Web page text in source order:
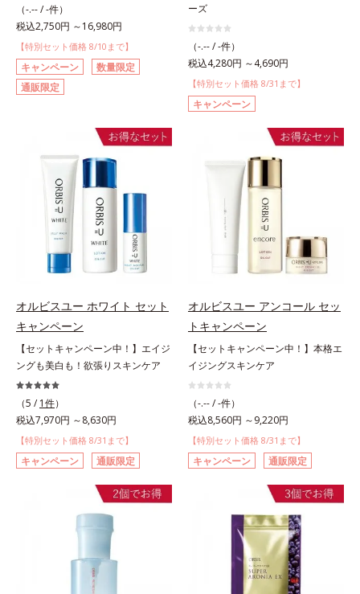
（-.-- / -件）
税込2,750円 ～16,980円
【特別セット価格 8/10まで】
キャンペーン
数量限定
通販限定
ーズ
（-.-- / -件）
税込4,280円 ～4,690円
【特別セット価格 8/31まで】
キャンペーン
オルビスユー ホワイト セット
キャンペーン
【セットキャンペーン中！】エイジ
ングも美白も！欲張りスキンケア
（5 / 1件）
税込7,970円 ～8,630円
【特別セット価格 8/31まで】
キャンペーン 通販限定
オルビスユー アンコール セッ
トキャンペーン
【セットキャンペーン中！】本格エ
イジングスキンケア
（-.-- / -件）
税込8,560円 ～9,220円
【特別セット価格 8/31まで】
キャンペーン 通販限定